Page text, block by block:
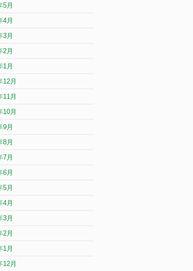
5月
4月
3月
2月
1月
12月
11月
10月
9月
8月
7月
6月
5月
4月
3月
2月
1月
12月